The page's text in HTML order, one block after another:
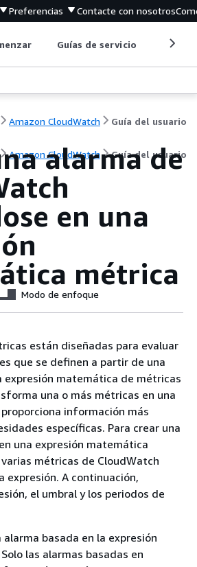
Preferencias Contacte con nosotros
Guías de servicio
Amazon CloudWatch Guía del usuario
Amazon CloudWatch Guía del usuario
alarma de
en una
métrica
Modo de enfoque
están diseñadas para evaluar
que se definen a partir de una
expresión matemática de métricas
una o más métricas en una
información más
específicas. Para crear una
una expresión matemática
métricas de CloudWatch
expresión. A continuación,
el umbral y los periodos de
alarma basada en la expresión
Solo las alarmas basadas en